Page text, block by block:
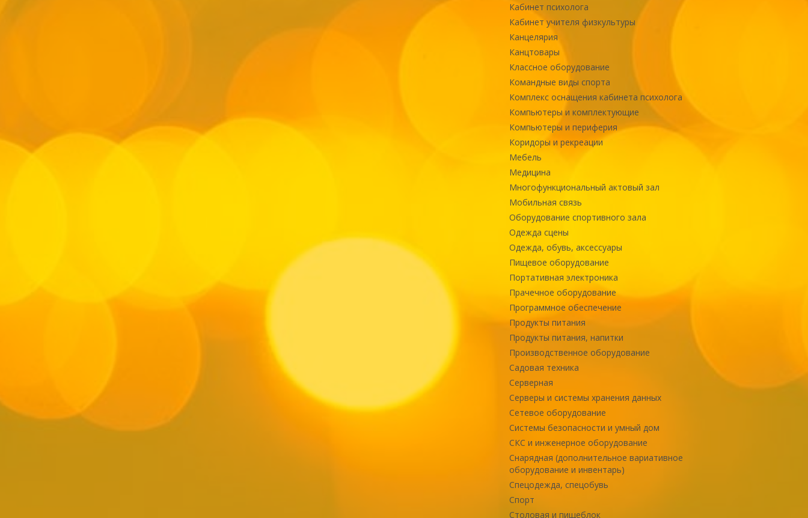
Кабинет психолога
Кабинет учителя физкультуры
Канцелярия
Канцтовары
Классное оборудование
Командные виды спорта
Комплекс оснащения кабинета психолога
Компьютеры и комплектующие
Компьютеры и периферия
Коридоры и рекреации
Мебель
Медицина
Многофункциональный актовый зал
Мобильная связь
Оборудование спортивного зала
Одежда сцены
Одежда, обувь, аксессуары
Пищевое оборудование
Портативная электроника
Прачечное оборудование
Программное обеспечение
Продукты питания
Продукты питания, напитки
Производственное оборудование
Садовая техника
Серверная
Серверы и системы хранения данных
Сетевое оборудование
Системы безопасности и умный дом
СКС и инженерное оборудование
Снарядная (дополнительное вариативное
оборудование и инвентарь)
Спецодежда, спецобувь
Спорт
Столовая и пищеблок